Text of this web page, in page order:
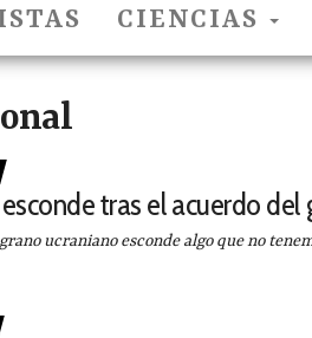
CIENCIAS
tras el acuerdo
ucraniano esconde algo que no